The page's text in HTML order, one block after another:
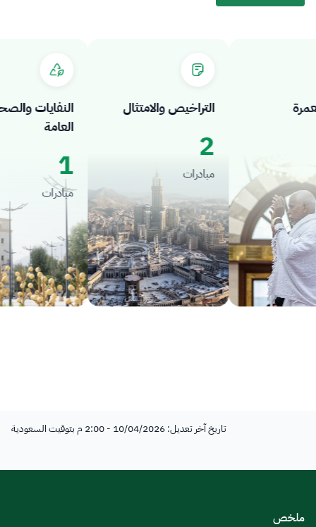
النفايات والصحة
العامة
1
مبادرات
التراخيص والامتثال
مبادرات
تاريخ آخر تعديل: 10/04/2026 - 2:00 م بتوقيت السعودية
ملخص